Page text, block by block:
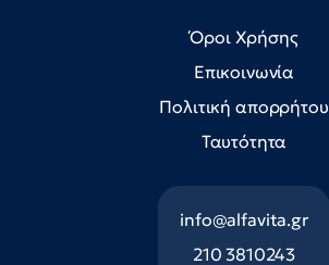
Όροι Χρήσης
Επικοινωνία
Πολιτική απορρήτου
Ταυτότητα
info@alfavita.gr
210 3810243